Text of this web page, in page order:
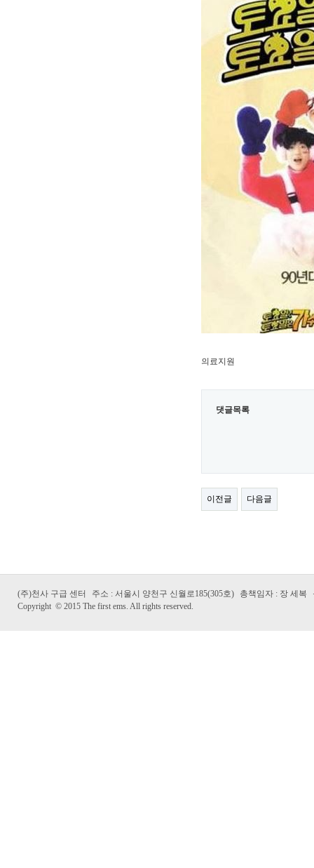
의료지원
댓글목록
이전글 다음글
(주)천사 구급 센터 주소 : 서울시 양천구 신월로185(305호) 총책임자 : 장 세복
Copyright © 2015 The first ems. All rights reserved.